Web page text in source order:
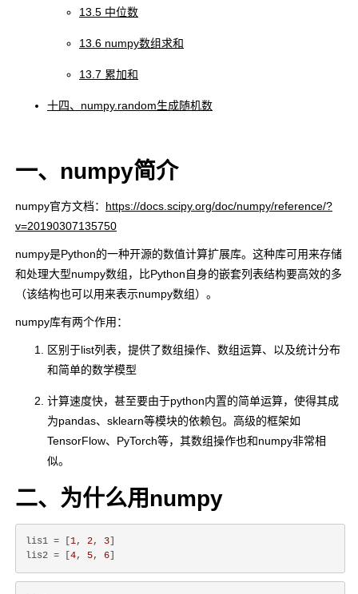
13.5 中位数
13.6 numpy数组求和
13.7 累加和
十四、numpy.random生成随机数
一、numpy简介
numpy官方文档： https://docs.scipy.org/doc/numpy/reference/?
v=20190307135750
numpy是Python的一种开源的数值计算扩展库。这种库可用来存储
和处理大型numpy数组，比Python自身的嵌套列表结构要高效的多
（该结构也可以用来表示numpy数组）。
numpy库有两个作用：
区别于list列表，提供了数组操作、数组运算、以及统计分布
和简单的数学模型
计算速度快，甚至要由于python内置的简单运算，使得其成
为pandas、sklearn等模块的依赖包。高级的框架如
TensorFlow、PyTorch等，其数组操作也和numpy非常相
似。
二、为什么用numpy
lis1 = [ 1, 2, 3
lis2 = [ 4, 5, 6